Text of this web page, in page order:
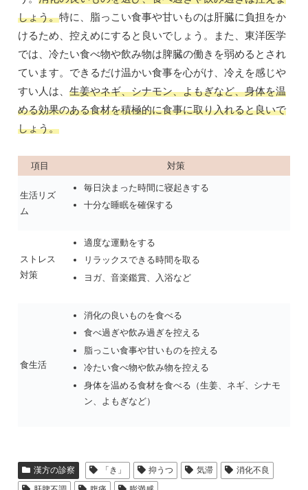
しょう。特に、脂っこい食事や甘いものは肝臓に負担をか
けるため、控えめにすると良いでしょう。また、東洋医学
では、冷たい食べ物や飲み物は脾臓の働きを弱めるとされ
ています。できるだけ温かい食事を心がけ、冷えを感じや
すい人は、 生姜やネギ、シナモン、よもぎなど、身体を温
める効果のある食材を積極的に食事に取り入れると良いで
しょう。
項目 対策
生活リズ
ム
毎日決まった時間に寝起きする
十分な睡眠を確保する
ストレス
対策
適度な運動をする
リラックスできる時間を取る
ヨガ、音楽鑑賞、入浴など
食生活
消化の良いものを食べる
食べ過ぎや飲み過ぎを控える
脂っこい食事や甘いものを控える
冷たい食べ物や飲み物を控える
身体を温める食材を食べる（生姜、ネギ、シナモ
ン、よもぎなど）
漢方の診察 「き」 抑うつ 気滞
消化不良